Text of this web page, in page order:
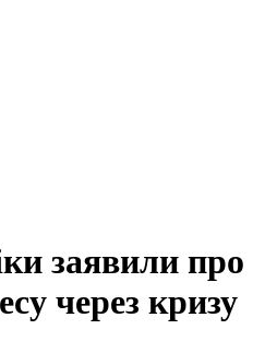
заявили про
через кризу